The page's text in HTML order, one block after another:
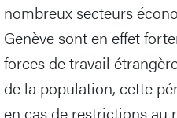
nombreux secteurs
Genève sont en effet
forces de travail
de la population, cette
en cas de restrictions au